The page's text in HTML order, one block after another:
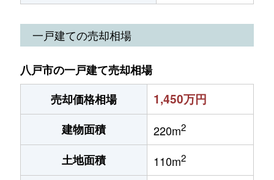
一戸建ての売却相場
八戸市の一戸建て売却相場
売却価格相場
1,450万円
建物面積 220m2
土地面積 110m2